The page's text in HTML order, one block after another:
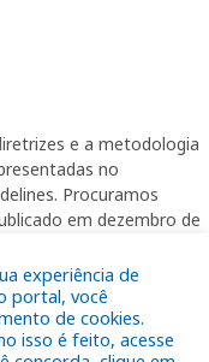
experiência de
portal, você
de cookies.
isso é feito, acesse
e a metodologia
no
Procuramos
em dezembro de
mundial de
necessidades especiais,
disponíveis.